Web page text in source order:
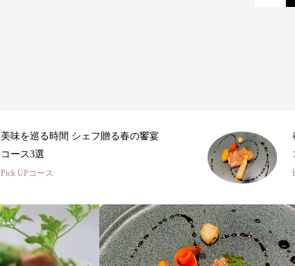
春のひととき、美食シェフ3名の特別
コース
Pick UPコース